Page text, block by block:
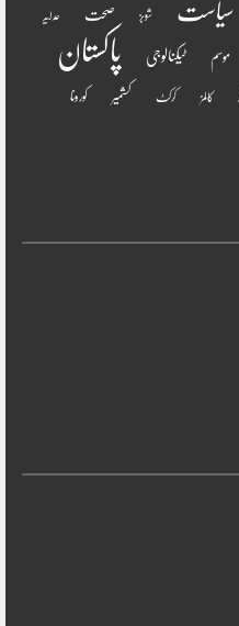
سیاست شوبز صحت عدلیہ
موسم ٹیکنالوجی پاکستان
کالمز کرکٹ کشمیر کورونا